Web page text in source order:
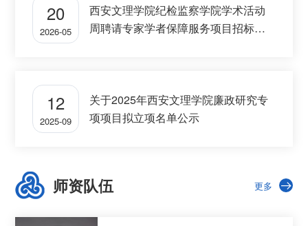
20
2026-05
西安文理学院纪检监察学院学术活动
周聘请专家学者保障服务项目招标公
12
2025-09
关于2025年西安文理学院廉政研究专
项项目拟立项名单公示
师资队伍 更多